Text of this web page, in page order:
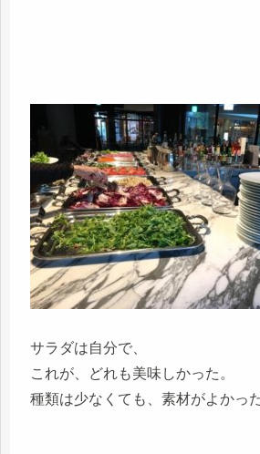
サラダは自分で、
これが、どれも美味しかった。
種類は少なくても、素材がよかっ